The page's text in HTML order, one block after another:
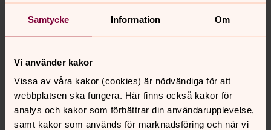
Samtycke Information Om
Vi använder kakor
Vissa av våra kakor (cookies) är nödvändiga för att
webbplatsen ska fungera. Här finns också kakor för
analys och kakor som förbättrar din användarupplevelse,
samt kakor som används för marknadsföring och när vi